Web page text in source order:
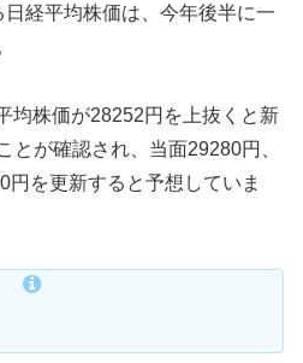
経平均株価は、今年後半に一
均株価が28252円を上抜くと新
とが確認され、当面29280円、
を更新すると予想していま